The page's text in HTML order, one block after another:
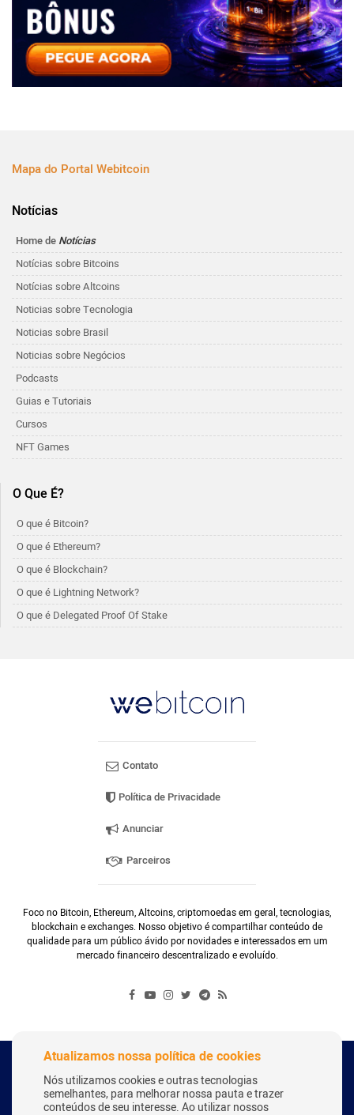
Mapa do Portal Webitcoin
Notícias
Home de Notícias
Notícias sobre Bitcoins
Notícias sobre Altcoins
Noticias sobre Tecnologia
Noticias sobre Brasil
Noticias sobre Negócios
Podcasts
Guias e Tutoriais
Cursos
NFT Games
O Que É?
O que é Bitcoin?
O que é Ethereum?
O que é Blockchain?
O que é Lightning Network?
O que é Delegated Proof Of Stake
Contato
Política de Privacidade
Anunciar
Parceiros
Foco no Bitcoin, Ethereum, Altcoins, criptomoedas em geral, tecnologias,
blockchain e exchanges. Nosso objetivo é compartilhar conteúdo de
qualidade para um público ávido por novidades e interessados em um
mercado financeiro descentralizado e evoluído.
Copyright Webitcoin 2018 - Todos os Direitos Reservados
Atualizamos nossa política de cookies
Nós utilizamos cookies e outras tecnologias
semelhantes, para melhorar nossa pauta e trazer
conteúdos de seu interesse. Ao utilizar nossos